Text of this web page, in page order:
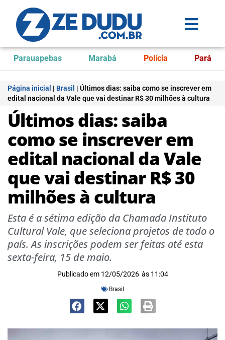
Parauapebas Marabá Polícia Pará
Página inicial | Brasil | Últimos dias: saiba como se inscrever em
edital nacional da Vale que vai destinar R$ 30 milhões à cultura
Últimos dias: saiba
como se inscrever em
edital nacional da Vale
que vai destinar R$ 30
milhões à cultura
Esta é a sétima edição da Chamada Instituto
Cultural Vale, que seleciona projetos de todo o
país. As inscrições podem ser feitas até esta
sexta-feira, 15 de maio.
Publicado em 12/05/2026 às 11:04
Brasil